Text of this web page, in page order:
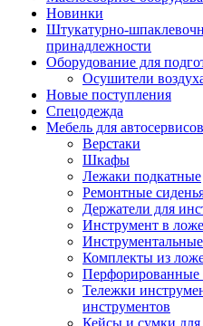
Новинки
Штукатурно-
принадлежности
Оборудование для
Осушители
Новые поступления
Спецодежда
Мебель для автосервисов
Верстаки
Шкафы
Лежаки подкатные
Ремонтные
Держатели для
Инструмент в
Комплекты из
Перфорированные
Тележки
инструментов
Кейсы и сумки для